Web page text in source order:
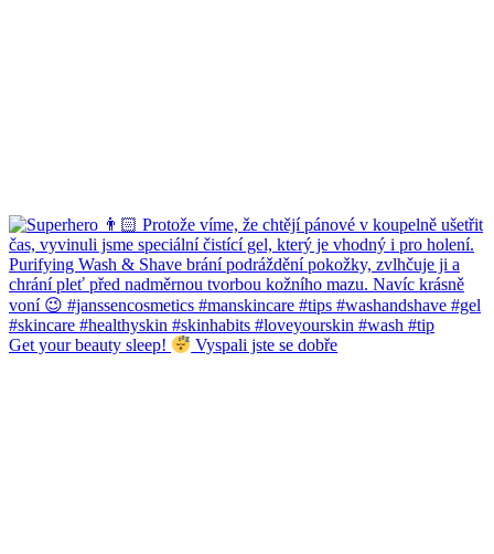
Get your beauty sleep! Vyspali jste se dobře